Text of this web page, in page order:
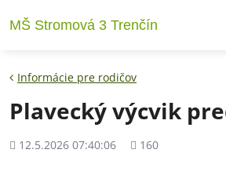
MŠ Stromová 3 Trenčín
Informácie pre rodičov
Plavecký výcvik
Pridané
12.5.2026 07:40:06
Počet
160